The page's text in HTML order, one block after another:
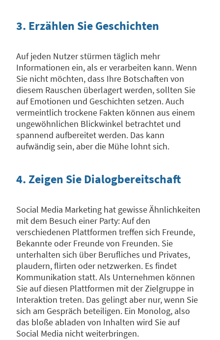
3. Erzählen Sie Geschichten
Auf jeden Nutzer stürmen täglich mehr
Informationen ein, als er verarbeiten kann. Wenn
Sie nicht möchten, dass Ihre Botschaften von
diesem Rauschen überlagert werden, sollten Sie
auf Emotionen und Geschichten setzen. Auch
vermeintlich trockene Fakten können aus einem
ungewöhnlichen Blickwinkel betrachtet und
spannend aufbereitet werden. Das kann
aufwändig sein, aber die Mühe lohnt sich.
4. Zeigen Sie Dialogbereitschaft
Social Media Marketing hat gewisse Ähnlichkeiten
mit dem Besuch einer Party: Auf den
verschiedenen Plattformen treffen sich Freunde,
Bekannte oder Freunde von Freunden. Sie
unterhalten sich über Berufliches und Privates,
plaudern, flirten oder netzwerken. Es findet
Kommunikation statt. Als Unternehmen können
Sie auf diesen Plattformen mit der Zielgruppe in
Interaktion treten. Das gelingt aber nur, wenn Sie
sich am Gespräch beteiligen. Ein Monolog, also
das bloße abladen von Inhalten wird Sie auf
Social Media nicht weiterbringen.